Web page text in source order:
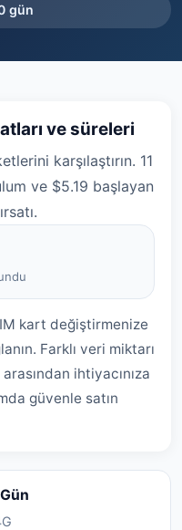
gün
ve süreleri
karşılaştırın. 11
ve $5.19 başlayan
kart değiştirmenize
Farklı veri miktarı
ihtiyacınıza
güvenle satın